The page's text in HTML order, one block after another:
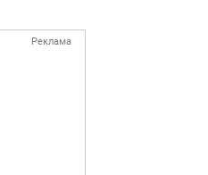
Реклама